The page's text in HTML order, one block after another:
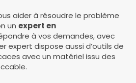
aider à résoudre le problème
un expert en
à vos demandes, avec
expert dispose aussi d’outils de
avec un matériel issu des